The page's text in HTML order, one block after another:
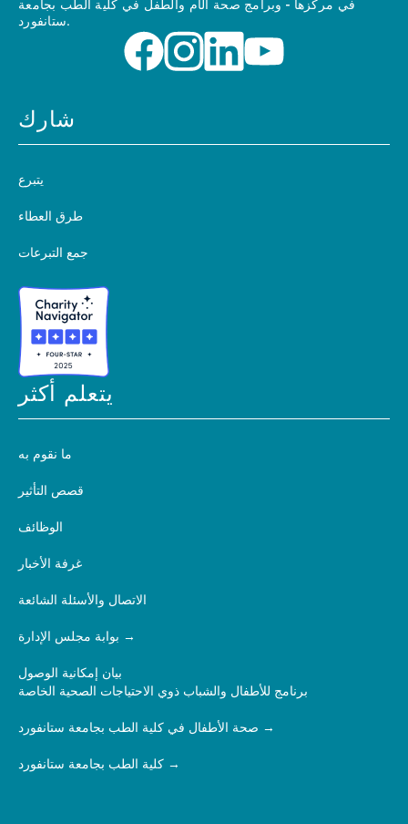
في مركزها - وبرامج صحة الأم والطفل في كلية الطب بجامعة
ستانفورد.
شارك
يتبرع
طرق العطاء
جمع التبرعات
يتعلم أكثر
ما نقوم به
قصص التأثير
الوظائف
غرفة الأخبار
الاتصال والأسئلة الشائعة
بوابة مجلس الإدارة
بيان إمكانية الوصول
برنامج للأطفال والشباب ذوي الاحتياجات الصحية الخاصة
صحة الأطفال في كلية الطب بجامعة ستانفورد
كلية الطب بجامعة ستانفورد